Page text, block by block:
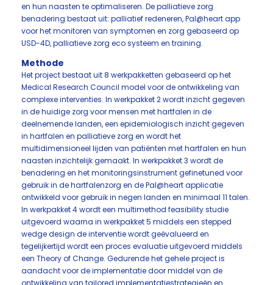
en hun naasten te optimaliseren. De palliatieve zorg
benadering bestaat uit: palliatief redeneren, Pal@heart app
voor het monitoren van symptomen en zorg gebaseerd op
USD-4D, palliatieve zorg eco systeem en training.
Methode
Het project bestaat uit 8 werkpakketten gebaseerd op het
Medical Research Council model voor de ontwikkeling van
complexe interventies. In werkpakket 2 wordt inzicht gegeven
in de huidige zorg voor mensen met hartfalen in de
deelnemende landen, een epidemiologisch inzicht gegeven
in hartfalen en palliatieve zorg en wordt het
multidimensioneel lijden van patiënten met hartfalen en hun
naasten inzichtelijk gemaakt. In werkpakket 3 wordt de
benadering en het monitoringsinstrument gefinetuned voor
gebruik in de hartfalenzorg en de Pal@heart applicatie
ontwikkeld voor gebruik in negen landen en minimaal 11 talen.
In werkpakket 4 wordt een multimethod feasibility studie
uitgevoerd waarna in werkpakket 5 middels een stepped
wedge design de interventie wordt geëvalueerd en
tegelijkertijd wordt een proces evaluatie uitgevoerd middels
een Theory of Change. Gedurende het gehele project is
aandacht voor de implementatie door middel van de
ontwikkeling van tailored implementatiestrategieën en